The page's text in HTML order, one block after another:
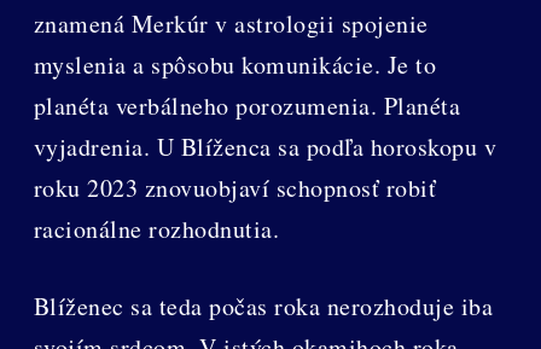
znamená Merkúr v astrologii spojenie
myslenia a spôsobu komunikácie. Je to
planéta verbálneho porozumenia. Planéta
vyjadrenia. U Blíženca sa podľa horoskopu v
roku 2023 znovuobjaví schopnosť robiť
racionálne rozhodnutia.
Blíženec sa teda počas roka nerozhoduje iba